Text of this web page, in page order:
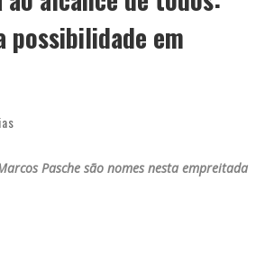
em
Pasche são nomes nesta empreitada